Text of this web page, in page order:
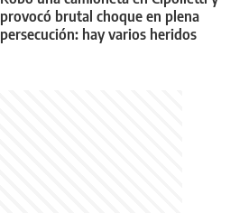
provocó brutal choque en plena
persecución: hay varios heridos